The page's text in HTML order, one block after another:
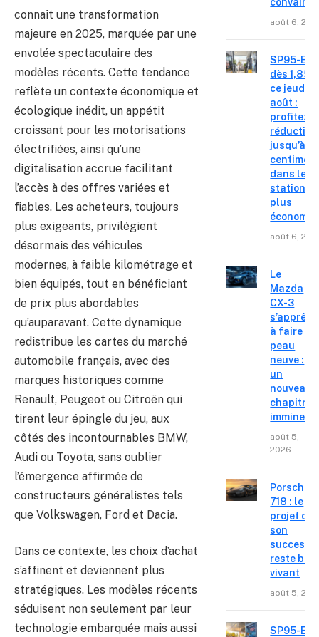
connaît une transformation
majeure en 2025, marquée par une
envolée spectaculaire des
modèles récents. Cette tendance
reflète un contexte économique et
écologique inédit, un appétit
croissant pour les motorisations
électrifiées, ainsi qu’une
digitalisation accrue facilitant
l’accès à des offres variées et
fiables. Les acheteurs, toujours
plus exigeants, privilégient
désormais des véhicules
modernes, à faible kilométrage et
bien équipés, tout en bénéficiant
de prix plus abordables
qu’auparavant. Cette dynamique
redistribue les cartes du marché
automobile français, avec des
marques historiques comme
Renault, Peugeot ou Citroën qui
tirent leur épingle du jeu, aux
côtés des incontournables BMW,
Audi ou Toyota, sans oublier
l’émergence affirmée de
constructeurs généralistes tels
que Volkswagen, Ford et Dacia.
Dans ce contexte, les choix d’achat
s’affinent et deviennent plus
stratégiques. Les modèles récents
séduisent non seulement par leur
technologie embarquée mais aussi
août 6,
SP95-E10
dès 1,85
ce jeudi 6
août :
profitez
jusqu’à 15
centimes
dans les
stations
plus
août 6,
Le
Mazda
CX-3
s’apprête
à faire
peau
neuve :
un
nouveau
chapitre
imminent
août 5,
2026
Porsche
718 : le
projet de
son
reste bien
vivant
août 5,
SP95-E10